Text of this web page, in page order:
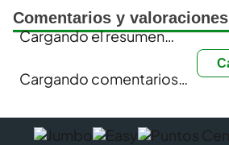
Comentarios y valoraciones
Cargando el resumen…
Cargando comentarios…